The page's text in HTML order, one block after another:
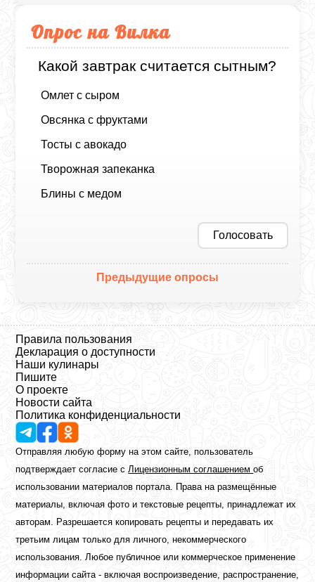
Опрос на Вилка
Какой завтрак считается сытным?
Омлет с сыром
Овсянка с фруктами
Тосты с авокадо
Творожная запеканка
Блины с медом
Голосовать
Предыдущие опросы
Правила пользования
Декларация о доступности
Наши кулинары
Пишите
О проекте
Новости сайта
Политика конфиденциальности
Отправляя любую форму на этом сайте, пользователь
подтверждает согласие сЛицензионным соглашениемоб
использовании материалов портала. Права на размещённые
материалы, включая фото и текстовые рецепты, принадлежат их
авторам. Разрешается копировать рецепты и передавать их
третьим лицам только для личного, некоммерческого
использования. Любое публичное или коммерческое применение
информации сайта - включая воспроизведение, распространение,